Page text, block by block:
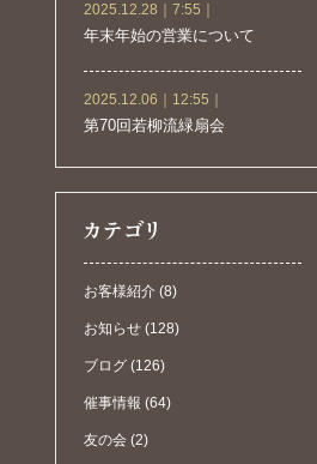
2025.12.28｜7:55｜
年末年始の営業について
2025.12.06｜12:55｜
第70回若柳流緑扇会
お客様紹介 (8)
お知らせ (128)
ブログ (126)
催事情報 (64)
友の会 (2)